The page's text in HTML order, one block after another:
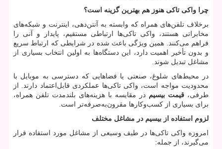
چرا واکی تاکی هنوز هم بهترین گزینه است؟
برخلاف تلفن‌های همراه که وابسته به آنتن‌دهی، اینترنت و شبکه‌های
مخابراتی هستند، واکی تاکی‌ها ارتباطی مستقیم، پایدار و آنی را
فراهم می‌کنند. همین ویژگی باعث شده در شرایطی که ارتباط سریع
و بدون تأخیر اهمیت دارد، این دستگاه‌ها به اولین انتخاب بسیاری از
مشاغل تبدیل شوند.
در محیط‌های شلوغ، صنعتی یا فضاهایی که دسترسی به موبایل با
محدودیت مواجه است، واکی تاکی‌ها عملکردی قابل‌اعتماد دارند. از
طرفی، قیمت بیسیم در مقایسه با هزینه‌های بلندمدت تلفن همراه،
برای بسیاری از کسب‌وکارها مقرون‌به‌صرفه‌تر است.
لزوم استفاده از بیسیم در مشاغل مختلف
امروزه واکی تاکی‌ها در طیف وسیعی از مشاغل مورد استفاده قرار
می‌گیرند، از جمله: